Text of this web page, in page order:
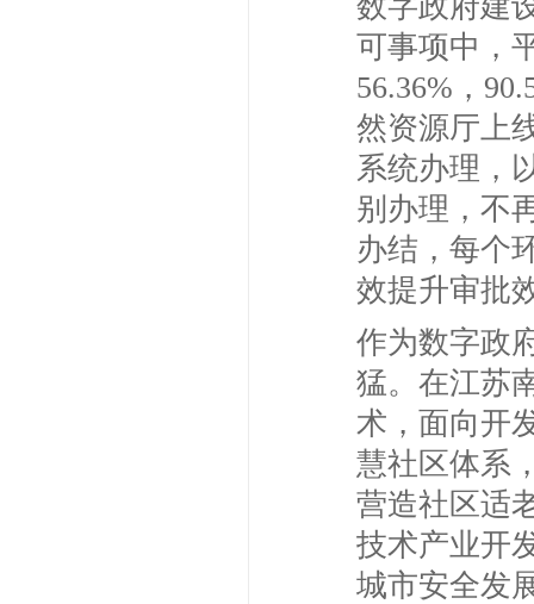
可事项中，
56.36%，
然资源厅上
系统办理，
别办理，不
办结，每个
效提升审批
作为数字政
猛。在江苏
术，面向开
慧社区体系
营造社区适
技术产业开
城市安全发